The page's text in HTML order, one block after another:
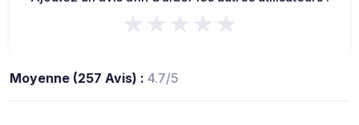
★★★★★
Moyenne (257 Avis) : 4.7/5